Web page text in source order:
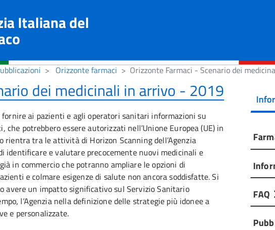
Italiana del
Orizzonte farmaci Orizzonte Farmaci - Scenario dei
dei medicinali in arrivo - 2019
fornire ai pazienti e agli operatori sanitari informazioni su
potrebbero essere autorizzati nell’Unione Europea (UE) in
rientra tra le attività di Horizon Scanning dell’Agenzia
identificare e valutare precocemente nuovi medicinali e
in commercio che potranno ampliare le opzioni di
e colmare esigenze di salute non ancora soddisfatte. Si
avere un impatto significativo sul Servizio Sanitario
l’Agenzia nella definizione delle strategie più idonee a
e personalizzate.
FAQ